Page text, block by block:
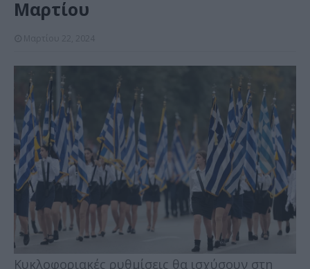
Μαρτίου
Κυκλοφοριακές ρυθμίσεις θα ισχύσουν στη